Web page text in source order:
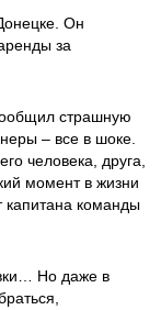
Он
за
страшную
– все в шоке.
человека, друга,
момент в жизни
команды
Но даже в